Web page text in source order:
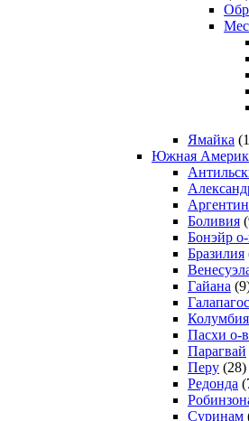
Ямайка
Южная
Боливия
Бонэйр
Бразилия
Гайана
Колумбия
Пасхи о-в
Парагвай
Перу (28)
Редонда
Суринам